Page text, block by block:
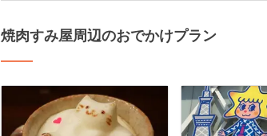
焼肉すみ屋周辺のおでかけプラン